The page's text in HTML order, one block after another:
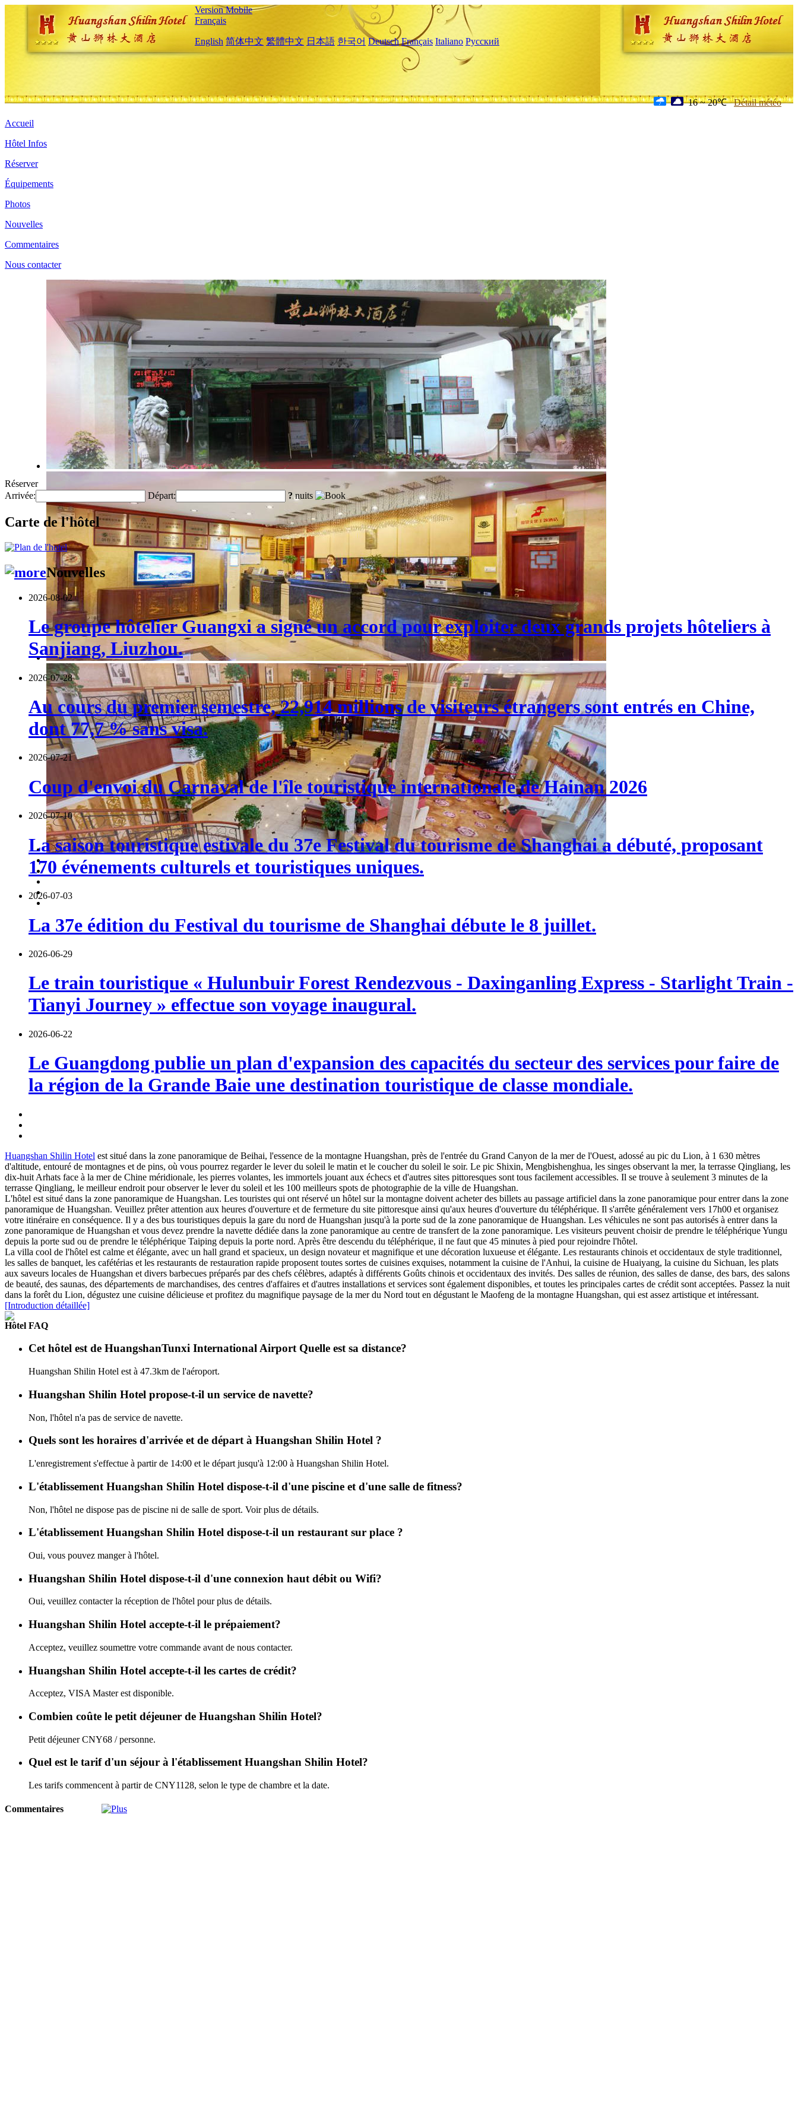
Version Mobile
Français
English 简体中文 繁體中文 日本語 한국어 Deutsch Français Italiano Русский
16 ~ 20℃ Détail météo
Accueil
Hôtel Infos
Réserver
Équipements
Photos
Nouvelles
Commentaires
Nous contacter
Réserver
Arrivée:
Départ: ?nuits
Carte de l'hôtel
Nouvelles
2026-08-02
Le groupe hôtelier Guangxi a signé un accord pour exploiter deux grands projets hôteliers à
Sanjiang, Liuzhou.
2026-07-28
Au cours du premier semestre, 22,914 millions de visiteurs étrangers sont entrés en Chine,
dont 77,7 % sans visa.
2026-07-21
Coup d'envoi du Carnaval de l'île touristique internationale de Hainan 2026
2026-07-10
La saison touristique estivale du 37e Festival du tourisme de Shanghai a débuté, proposant
170 événements culturels et touristiques uniques.
2026-07-03
La 37e édition du Festival du tourisme de Shanghai débute le 8 juillet.
2026-06-29
Le train touristique « Hulunbuir Forest Rendezvous - Daxinganling Express - Starlight Train -
Tianyi Journey » effectue son voyage inaugural.
2026-06-22
Le Guangdong publie un plan d'expansion des capacités du secteur des services pour faire de
la région de la Grande Baie une destination touristique de classe mondiale.
Huangshan Shilin Hotel est situé dans la zone panoramique de Beihai, l'essence de la montagne Huangshan, près de l'entrée du Grand Canyon de la mer de l'Ouest, adossé au pic du Lion, à 1 630 mètres
d'altitude, entouré de montagnes et de pins, où vous pourrez regarder le lever du soleil le matin et le coucher du soleil le soir. Le pic Shixin, Mengbishenghua, les singes observant la mer, la terrasse Qingliang, les
dix-huit Arhats face à la mer de Chine méridionale, les pierres volantes, les immortels jouant aux échecs et d'autres sites pittoresques sont tous facilement accessibles. Il se trouve à seulement 3 minutes de la
terrasse Qingliang, le meilleur endroit pour observer le lever du soleil et les 100 meilleurs spots de photographie de la ville de Huangshan.
L'hôtel est situé dans la zone panoramique de Huangshan. Les touristes qui ont réservé un hôtel sur la montagne doivent acheter des billets au passage artificiel dans la zone panoramique pour entrer dans la zone
panoramique de Huangshan. Veuillez prêter attention aux heures d'ouverture et de fermeture du site pittoresque ainsi qu'aux heures d'ouverture du téléphérique. Il s'arrête généralement vers 17h00 et organisez
votre itinéraire en conséquence. Il y a des bus touristiques depuis la gare du nord de Huangshan jusqu'à la porte sud de la zone panoramique de Huangshan. Les véhicules ne sont pas autorisés à entrer dans la
zone panoramique de Huangshan et vous devez prendre la navette dédiée dans la zone panoramique au centre de transfert de la zone panoramique. Les visiteurs peuvent choisir de prendre le téléphérique Yungu
depuis la porte sud ou de prendre le téléphérique Taiping depuis la porte nord. Après être descendu du téléphérique, il ne faut que 45 minutes à pied pour rejoindre l'hôtel.
La villa cool de l'hôtel est calme et élégante, avec un hall grand et spacieux, un design novateur et magnifique et une décoration luxueuse et élégante. Les restaurants chinois et occidentaux de style traditionnel,
les salles de banquet, les cafétérias et les restaurants de restauration rapide proposent toutes sortes de cuisines exquises, notamment la cuisine de l'Anhui, la cuisine de Huaiyang, la cuisine du Sichuan, les plats
aux saveurs locales de Huangshan et divers barbecues préparés par des chefs célèbres, adaptés à différents Goûts chinois et occidentaux des invités. Des salles de réunion, des salles de danse, des bars, des salons
de beauté, des saunas, des départements de marchandises, des centres d'affaires et d'autres installations et services sont également disponibles, et toutes les principales cartes de crédit sont acceptées. Passez la nuit
dans la forêt du Lion, dégustez une cuisine délicieuse et profitez du magnifique paysage de la mer du Nord tout en dégustant le Maofeng de la montagne Huangshan, qui est assez artistique et intéressant.
[Introduction détaillée]
Hôtel FAQ
Cet hôtel est de HuangshanTunxi International Airport Quelle est sa distance?
Huangshan Shilin Hotel est à 47.3km de l'aéroport.
Huangshan Shilin Hotel propose-t-il un service de navette?
Non, l'hôtel n'a pas de service de navette.
Quels sont les horaires d'arrivée et de départ à Huangshan Shilin Hotel ?
L'enregistrement s'effectue à partir de 14:00 et le départ jusqu'à 12:00 à Huangshan Shilin Hotel.
L'établissement Huangshan Shilin Hotel dispose-t-il d'une piscine et d'une salle de fitness?
Non, l'hôtel ne dispose pas de piscine ni de salle de sport. Voir plus de détails.
L'établissement Huangshan Shilin Hotel dispose-t-il un restaurant sur place ?
Oui, vous pouvez manger à l'hôtel.
Huangshan Shilin Hotel dispose-t-il d'une connexion haut débit ou Wifi?
Oui, veuillez contacter la réception de l'hôtel pour plus de détails.
Huangshan Shilin Hotel accepte-t-il le prépaiement?
Acceptez, veuillez soumettre votre commande avant de nous contacter.
Huangshan Shilin Hotel accepte-t-il les cartes de crédit?
Acceptez, VISA Master est disponible.
Combien coûte le petit déjeuner de Huangshan Shilin Hotel?
Petit déjeuner CNY68 / personne.
Quel est le tarif d'un séjour à l'établissement Huangshan Shilin Hotel?
Les tarifs commencent à partir de CNY1128, selon le type de chambre et la date.
Commentaires